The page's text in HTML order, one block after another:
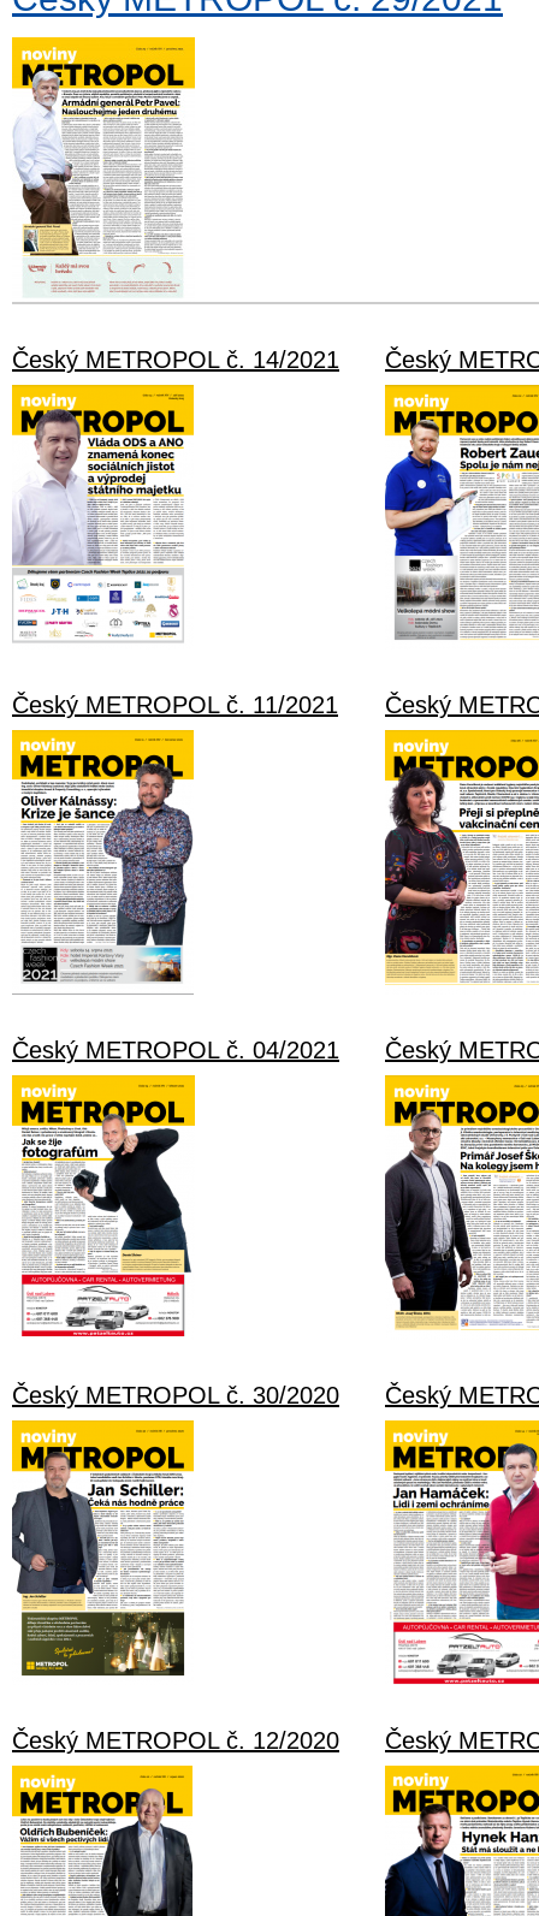
Český METROPOL č. 14/2021 Český
Český METROPOL č. 11/2021 Český
Český METROPOL č. 04/2021 Český
Český METROPOL č. 30/2020 Český
Český METROPOL č. 12/2020 Český